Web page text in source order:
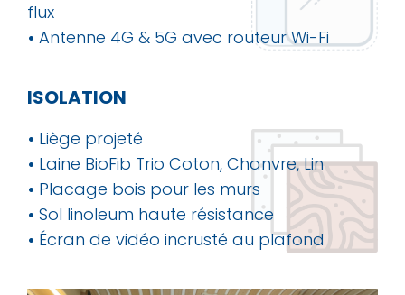
flux
• Antenne 4G & 5G avec routeur Wi-Fi
ISOLATION
• Liège projeté
• Laine BioFib Trio Coton, Chanvre, Lin
• Placage bois pour les murs
• Sol linoleum haute résistance
• Écran de vidéo incrusté au plafond